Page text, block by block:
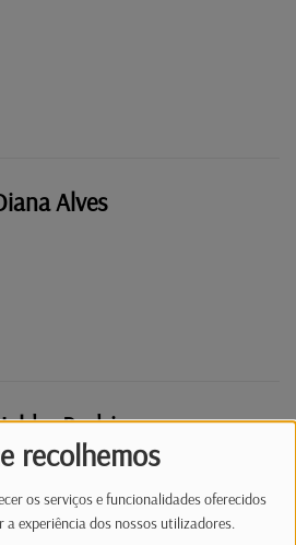
recolhemos
os serviços e funcionalidades oferecidos
a experiência dos nossos utilizadores.
Alves
Rodrigues